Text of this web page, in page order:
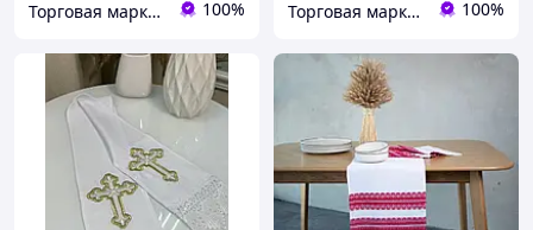
Торговая марка "Світ вишивки" Рівненський виробник вишитих виробів 100% Торговая марка "Світ вишивки" Рівненський виробник вишитих виробів 100%